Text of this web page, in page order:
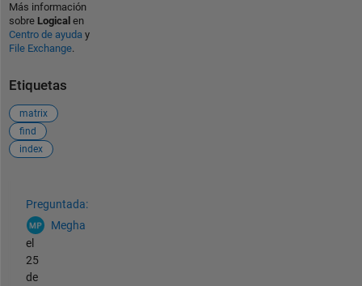
Más información
sobre Logical en
Centro de ayuday
File Exchange.
Etiquetas
matrix
find
index
Preguntada:
Megha
el
25
de